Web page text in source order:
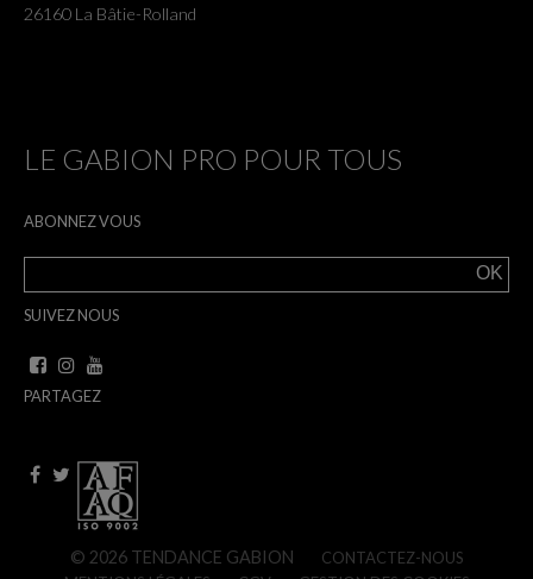
26160 La Bâtie-Rolland
LE GABION PRO POUR TOUS
ABONNEZ VOUS
SUIVEZ NOUS
PARTAGEZ
© 2026 TENDANCE GABION
CONTACTEZ-NOUS